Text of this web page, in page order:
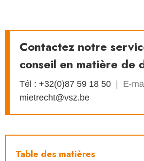
Contactez notre
conseil en matière de
Tél : +32(0)87 59 18 50 | E-
mietrecht@vsz.be
Table des matières